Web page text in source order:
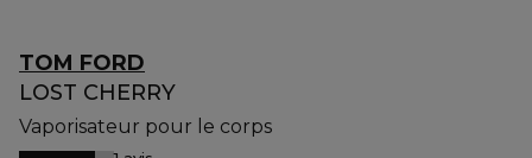
TOM FORD
LOST CHERRY
Vaporisateur pour le corps